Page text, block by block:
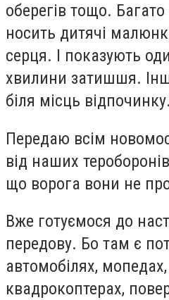
оберегів тощо.
носить дитячі
серця. І показують
хвилини затишшя.
біля місць
Передаю всім
від наших
що ворога вони не
Вже готуємося до
передову. Бо там є
автомобілях, мопедах,
квадрокоптерах,